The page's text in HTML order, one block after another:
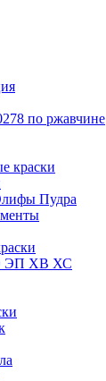
по ржавчине
краски
Пудра
ЭП ХВ ХС